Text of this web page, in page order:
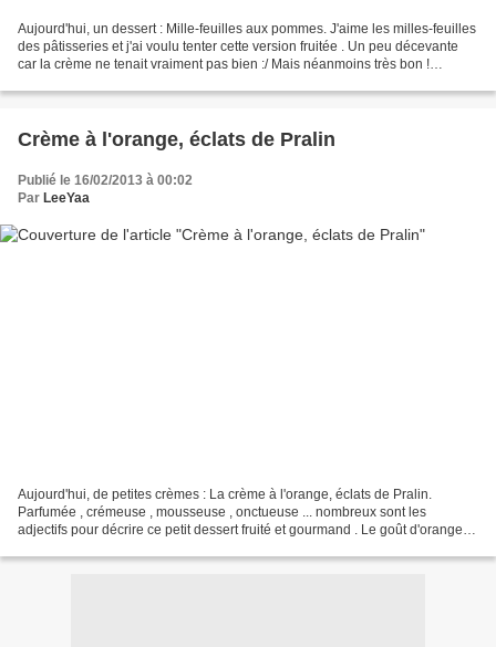
Aujourd'hui, un dessert : Mille-feuilles aux pommes. J'aime les milles-feuilles
des pâtisseries et j'ai voulu tenter cette version fruitée . Un peu décevante
car la crème ne tenait vraiment pas bien :/ Mais néanmoins très bon !
Crème à l'orange, éclats de Pralin
Publié le 16/02/2013 à 00:02
Par LeeYaa
Aujourd'hui, de petites crèmes : La crème à l'orange, éclats de Pralin.
Parfumée , crémeuse , mousseuse , onctueuse ... nombreux sont les
adjectifs pour décrire ce petit dessert fruité et gourmand . Le goût d'orange et